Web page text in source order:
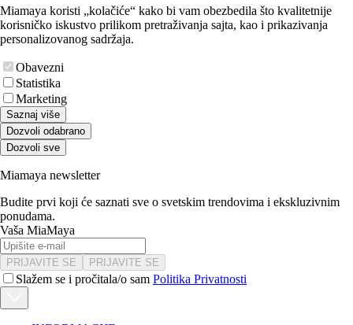
Miamaya koristi „kolačiće“ kako bi vam obezbedila što kvalitetnije
korisničko iskustvo prilikom pretraživanja sajta, kao i prikazivanja
personalizovanog sadržaja.
Obavezni
Statistika
Marketing
Saznaj više
Dozvoli odabrano
Dozvoli sve
Miamaya newsletter
Budite prvi koji će saznati sve o svetskim trendovima i ekskluzivnim
ponudama.
Vaša MiaMaya
PRIJAVITE SE PRIJAVITE SE
Slažem se i pročitala/o sam Politika Privatnosti